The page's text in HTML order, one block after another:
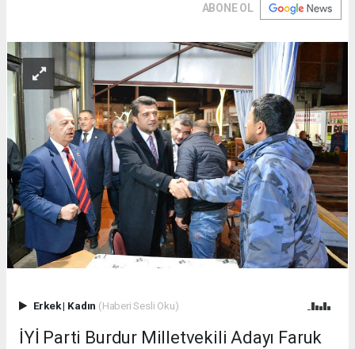
ABONE OL
Erkek| Kadın (Haberi Sesli Oku)
İYİ Parti Burdur Milletvekili Adayı Faruk